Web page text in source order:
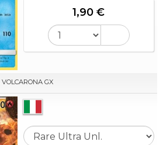
1,90 €
VOLCARONA GX